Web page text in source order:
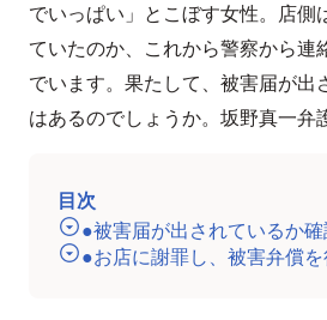
でいっぱい」とこぼす女性。店側
ていたのか、これから警察から連
でいます。果たして、被害届が出
はあるのでしょうか。坂野真一弁
目次
●被害届が出されているか
●お店に謝罪し、被害弁償